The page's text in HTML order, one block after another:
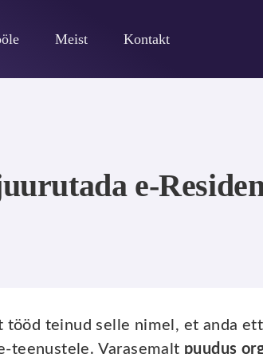
Meist Kontakt
e-
tööd teinud selle nimel, et anda
teenustele. Varasemalt puudus